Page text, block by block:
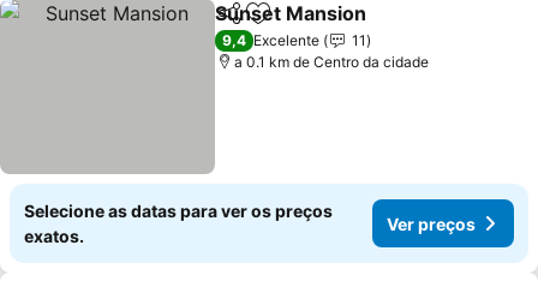
PartilharAdicionar aos favoritos
Sunset Mansion
9,4 Excelente
11
a 0.1 km de Centro da cidade
Selecione as datas para ver os preços
exatos.
Ver preços